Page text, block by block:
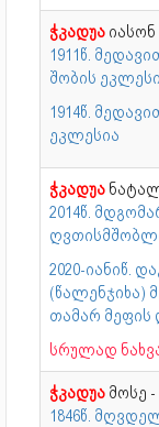
ჭკადუა იასონ
1911წ.
შობის
1914წ.
ეკლესია
ჭკადუა
2014წ.
2020-იანიწ.
(წალენჯიხა)
თამარ მეფის
სრულად
ჭკადუა მოსე
1846წ.